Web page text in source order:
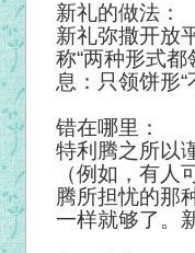
新礼的做法：
新礼弥撒开放
称“两种形式
息：只领饼形“
错在哪里：
特利腾之所以
（例如，有
腾所担忧的那
一样就够了。